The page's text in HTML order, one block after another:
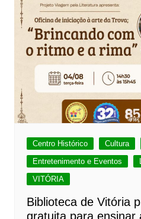
Centro Histórico Cultura
Entretenimento e Eventos
VITÓRIA
Biblioteca de Vitória
gratuita para ensinar